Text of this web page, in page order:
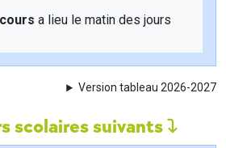
a lieu le matin des jours
Version tableau 2026-2027
scolaires suivants